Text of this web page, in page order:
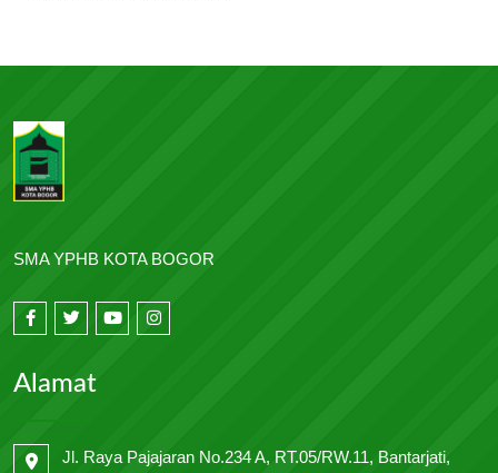
SMA YPHB KOTA BOGOR
Alamat
Jl. Raya Pajajaran No.234 A, RT.05/RW.11, Bantarjati,